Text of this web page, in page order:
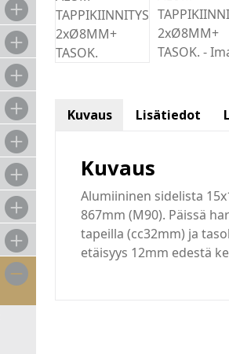
Kuvaus Lisätiedot
Kuvaus
Alumiininen sidelista
867mm (M90). Päissä
tapeilla (cc32mm) ja
etäisyys 12mm edestä